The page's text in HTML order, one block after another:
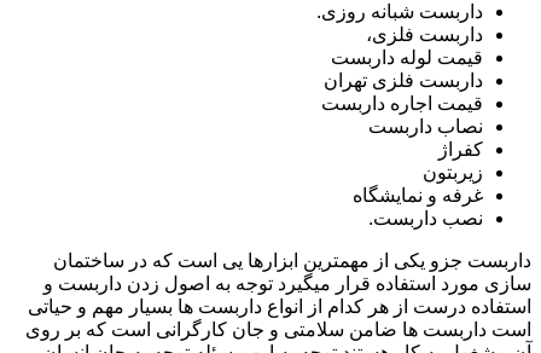
داربست شبانه روزی.
داربست فلزی،
قیمت لوله داربست
داربست فلزی تهران
قیمت اجاره داربست
نصاب داربست
کفراژ
زیربتون
غرفه و نمایشگاه
نصب داربست.
داربست جزو یکی از مهمترین ابزارها یی است که در ساختمان
سازی مورد استفاده قرار میگیرد توجه به اصول زدن داربست و
استفاده درست از هر کدام از انواع داربست ها بسیار مهم و حیاتی
است داربست ها ضامن سلامتی و جان کارگرانی است که بر روی